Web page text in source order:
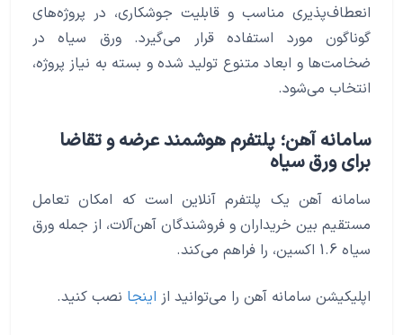
انعطاف‌پذیری مناسب و قابلیت جوشکاری، در پروژه‌های
گوناگون مورد استفاده قرار می‌گیرد. ورق سیاه در
ضخامت‌ها و ابعاد متنوع تولید شده و بسته به نیاز پروژه،
انتخاب می‌شود.
سامانه آهن؛ پلتفرم هوشمند عرضه و تقاضا
برای ورق سیاه
سامانه آهن یک پلتفرم آنلاین است که امکان تعامل
مستقیم بین خریداران و فروشندگان آهن‌آلات، از جمله ورق
سیاه 1.6 اکسین، را فراهم می‌کند.
اپلیکیشن سامانه آهن را می‌توانید از اینجا نصب کنید.